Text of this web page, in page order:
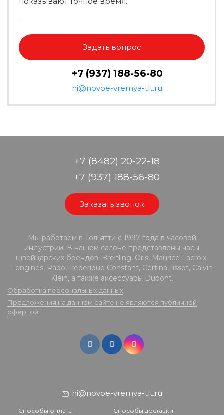
Задать вопрос
+7 (937) 188-56-80
hi@novoe-vremya-tlt.ru
+7 (8482) 20-22-18
+7 (937) 188-56-80
Заказать звонок
Мы работаем в Тольятти с 1997 года в часовой
индустрии. В нашем салоне представлены часы
швейцарских брендов: Breitling, Oris, Maurice Lacroix,
Longines, Rado,Frederique Constant, Certina,Tissot, Calvin
Klein, а также аксессуары Dupont.
Обработка персональных данных
Предложения на данном сайте не являются публичной
офертой.
hi@novoe-vremya-tlt.ru
Способы оплаты Способы доставки